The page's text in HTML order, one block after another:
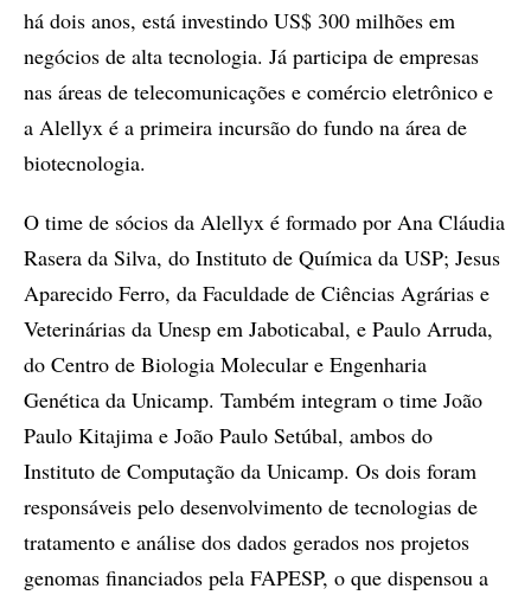
há dois anos, está investindo US$ 300 milhões em
negócios de alta tecnologia. Já participa de empresas
nas áreas de telecomunicações e comércio eletrônico e
a Alellyx é a primeira incursão do fundo na área de
biotecnologia.
O time de sócios da Alellyx é formado por Ana Cláudia
Rasera da Silva, do Instituto de Química da USP; Jesus
Aparecido Ferro, da Faculdade de Ciências Agrárias e
Veterinárias da Unesp em Jaboticabal, e Paulo Arruda,
do Centro de Biologia Molecular e Engenharia
Genética da Unicamp. Também integram o time João
Paulo Kitajima e João Paulo Setúbal, ambos do
Instituto de Computação da Unicamp. Os dois foram
responsáveis pelo desenvolvimento de tecnologias de
tratamento e análise dos dados gerados nos projetos
genomas financiados pela FAPESP, o que dispensou a